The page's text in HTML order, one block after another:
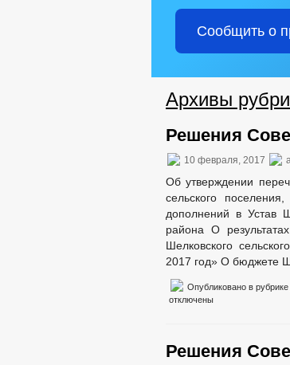
ИНФОРМАЦИЯ О
ПЕРЕЧЕНЬ
СХЕМЫ РАЗМЕЩЕНИЯ
СТРУКТУРА,
ИНФОРМАЦИЯ О
КАДРОВЫЙ РЕЗЕРВ
ИНФОРМАЦИЯ О
КВАЛИФИКАЦИОННЫЕ
СПЕЦИАЛЬНАЯ
ПОДВЕДОМСТВЕННЫЕ
ОБЪЕКТЫ ДЛЯ
ФИНАНСОВО-
Сообщить о
Архивы
Решения
10 февраля, 2017
Об утверждении
сельского
дополнений в Устав
района О
Шелковского
2017 год» О бюджете
Опубликовано в рубрике
отключены
Решения